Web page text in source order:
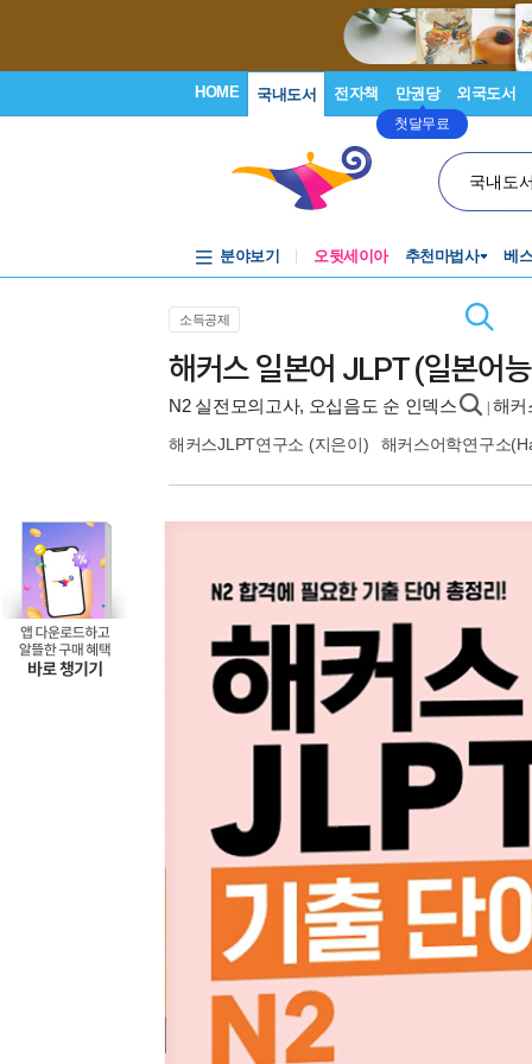
HOME 국내도서 전자책 만권당
첫달무료
외국도서
국내도
분야보기 오뒷세이아 추천마법사 베
소득공제
해커스 일본어 JLPT (일본어
N2 실전모의고사, 오십음도 순 인덱스 해커
해커스JLPT연구소 (지은이) 해커스어학연구소